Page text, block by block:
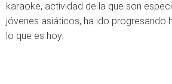
karaoke, actividad de la que son
jóvenes asiáticos, ha ido progresando
lo que es hoy.